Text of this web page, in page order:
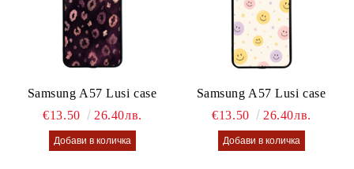
Samsung A57 Lusi case
€13.50
26.40лв.
Samsung A57 Lusi case
€13.50
26.40лв.